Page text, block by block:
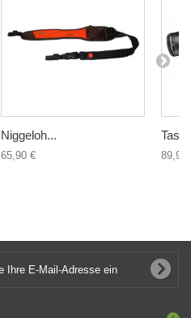
Niggeloh...
65,90 € 89,90